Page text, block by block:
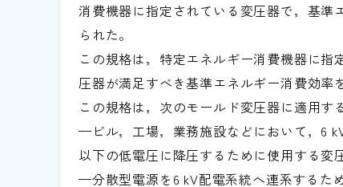
消費機器に指定されている変圧器で，基準
られた。
この規格は，特定エネルギー消費機器に
圧器が満足すべき基準エネルギー消費効率
この規格は，次のモールド変圧器に適用す
—ビル，工場，業務施設などにおいて，6
以下の低電圧に降圧するために使用する変
—分散型電源を6 kV配電系統へ連系するた